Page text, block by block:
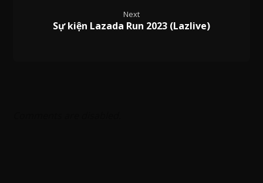
Next
Sự kiện Lazada Run 2023 (Lazlive)